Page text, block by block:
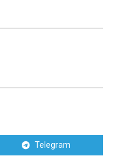
Telegram